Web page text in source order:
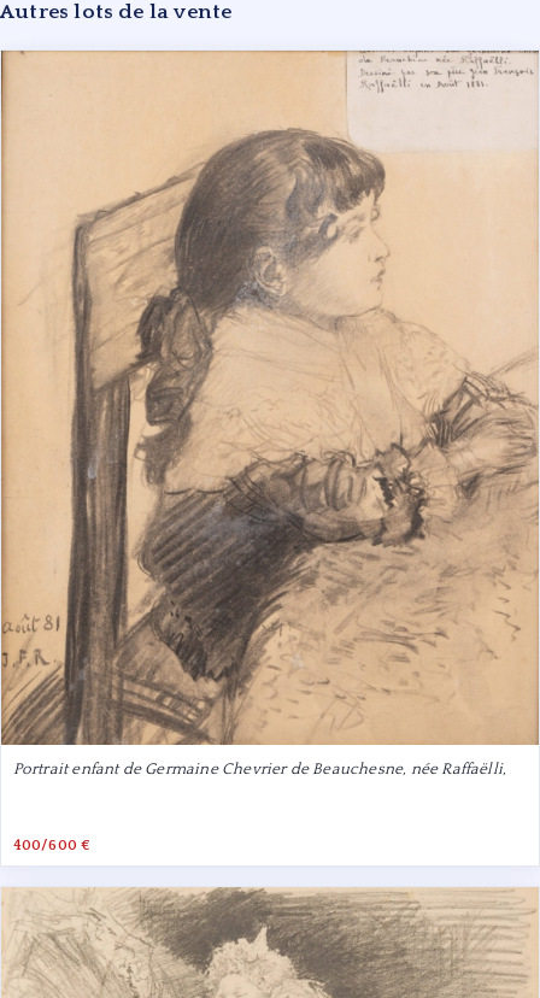
Autres lots de la vente
Portrait enfant de Germaine Chevrier de Beauchesne, née Raffaëlli,
400/600 €